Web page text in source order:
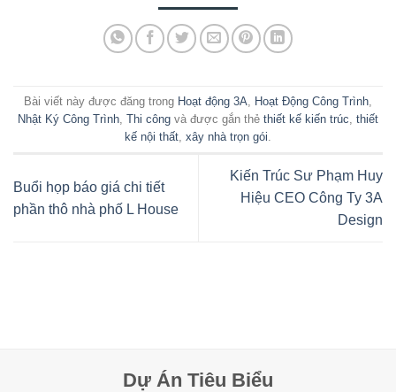
Bài viết này được đăng trong Hoạt động 3A Hoạt Động Công Trình
Nhật Ký Công Trình Thi công và được gắn thẻ thiết kế kiến trúc thiết
kế nội thất xây nhà trọn gói
Buổi họp báo giá chi tiết
phần thô nhà phố L House
Kiến Trúc Sư Phạm Huy
Hiệu CEO Công Ty 3A
Design
Dự Án Tiêu Biểu